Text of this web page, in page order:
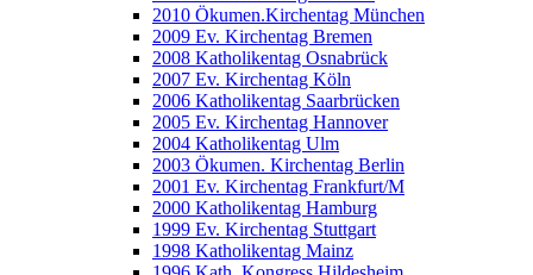
2010 Ökumen.Kirchentag München
2009 Ev. Kirchentag Bremen
2008 Katholikentag Osnabrück
2007 Ev. Kirchentag Köln
2006 Katholikentag Saarbrücken
2005 Ev. Kirchentag Hannover
2004 Katholikentag Ulm
2003 Ökumen. Kirchentag Berlin
2001 Ev. Kirchentag Frankfurt/M
2000 Katholikentag Hamburg
1999 Ev. Kirchentag Stuttgart
1998 Katholikentag Mainz